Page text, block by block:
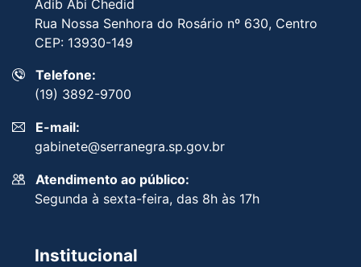
Adib Abi Chedid
Rua Nossa Senhora do Rosário nº 630, Centro
CEP: 13930-149
Telefone:
(19) 3892-9700
E-mail:
gabinete@serranegra.sp.gov.br
Atendimento ao público:
Segunda à sexta-feira, das 8h às 17h
Institucional